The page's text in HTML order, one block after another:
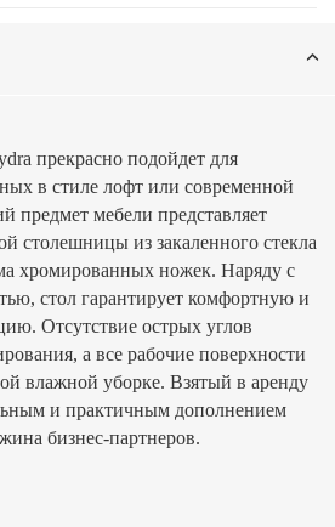
прекрасно подойдет для
в стиле лофт или современной
предмет мебели представляет
столешницы из закаленного стекла
хромированных ножек. Наряду с
стол гарантирует комфортную и
Отсутствие острых углов
а все рабочие поверхности
влажной уборке. Взятый в аренду
и практичным дополнением
бизнес-партнеров.